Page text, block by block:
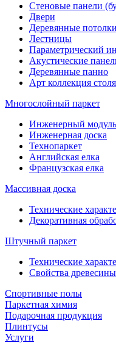
Стеновые панели
Двери
Деревянные потолки
Лестницы
Параметрический
Акустические
Деревянные панно
Арт коллекция
Многослойный паркет
Инженерный модуль
Инженерная доска
Технопаркет
Английская елка
Французская елка
Массивная доска
Технические
Декоративная
Штучный паркет
Технические
Свойства
Спортивные полы
Паркетная химия
Подарочная продукция
Плинтусы
Услуги